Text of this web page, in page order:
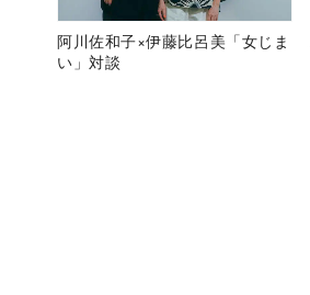
阿川佐和子×伊藤比呂美「女じま
い」対談